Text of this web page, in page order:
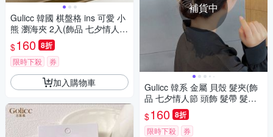
Gulicc 韓國 棋盤格 ins 可愛 小
熊 瀏海夾 2入(飾品 七夕情人節
頭飾 髮帶 髮箍 生日禮物 主題
穿搭 約會 )
$160 8折
限時下殺 券
加入購物車
補貨中
Gulicc 韓系 金屬 貝殼 髮夾(飾
品 七夕情人節 頭飾 髮帶 髮箍
生日禮物 主題穿搭 約會 )
$160 8折
限時下殺 券